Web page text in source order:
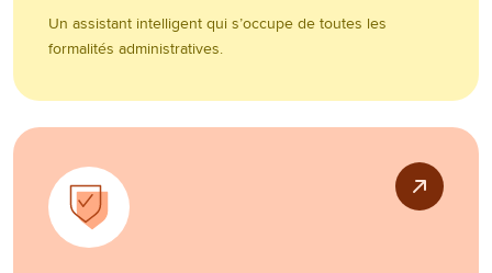
Un assistant intelligent qui s’occupe de toutes les
formalités administratives.